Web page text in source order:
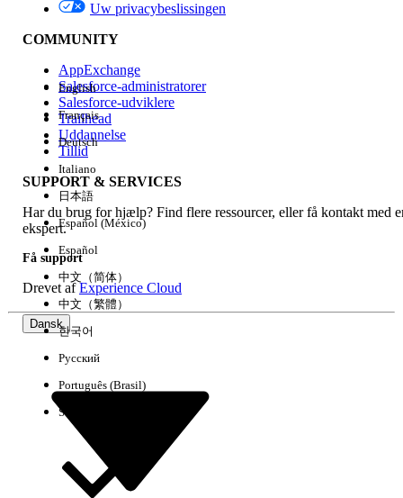
Version
Experience
Ryd alle Udført
Uw privacybeslissingen
COMMUNITY
AppExchange
Salesforce-administratorer
Salesforce-udviklere
Trailhead
Uddannelse
Tillid
SUPPORT & SERVICES
Har du brug for hjælp? Find flere ressourcer, eller få kontakt med
ekspert.
Få support
Drevet afExperience Cloud
Dansk
English
Français
Deutsch
Italiano
日本語
Español (México)
Español
中文（简体）
中文（繁體）
한국어
Русский
Português (Brasil)
Suomi